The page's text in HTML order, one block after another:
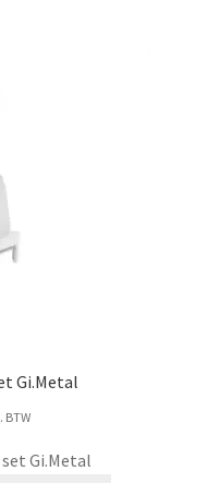
Gi.Metal
BTW
Gi.Metal